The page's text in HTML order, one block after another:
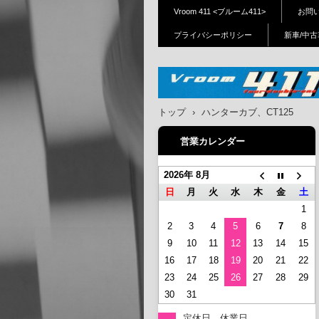
Vroom411(ブルーム411)｜
布、狛江、府中、三鷹、川
ホンダバイク新車、中古車
ーツ販売、修理、カスタム
Vroom 411 <ブルーム411> お問
プライバシーポリシー 新車/中古
トップ › ハンターカブ、CT125
営業カレンダー
2026年 8月
日
月 火 水 木 金
土
1
2
3 4 5 6 7
8
9
10 11 12 13 14
15
16
17 18 19 20 21
22
23
24 25 26 27 28
29
30
31